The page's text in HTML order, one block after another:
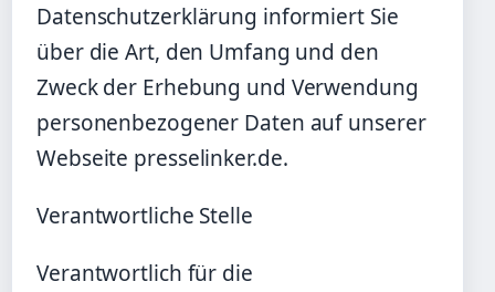
Datenschutzerklärung informiert Sie
über die Art, den Umfang und den
Zweck der Erhebung und Verwendung
personenbezogener Daten auf unserer
Webseite presselinker.de.
Verantwortliche Stelle
Verantwortlich für die